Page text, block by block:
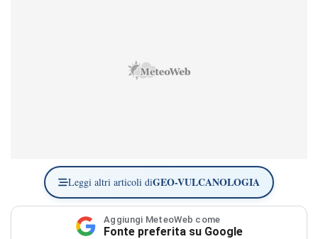
Leggi altri articoli diGEO-VULCANOLOGIA
Aggiungi MeteoWeb come
Fonte preferita su Google